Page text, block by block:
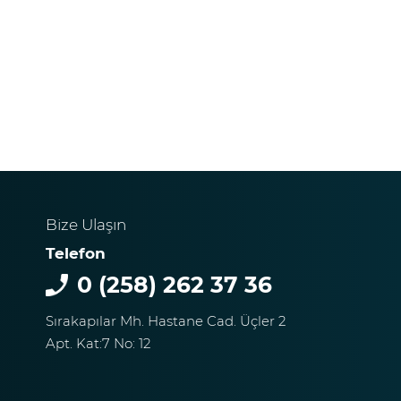
Bize Ulaşın
Telefon
0 (258) 262 37 36
Sırakapılar Mh. Hastane Cad. Üçler 2
Apt. Kat:7 No: 12